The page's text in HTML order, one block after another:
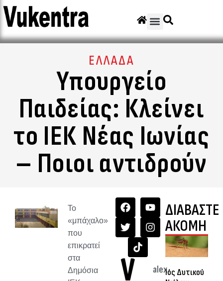
ΕΛΛΑΔΑ
Υπουργείο
Παιδείας: Κλείνει
το ΙΕΚ Νέας Ιωνίας
– Ποιοι αντιδρούν
Το
«μπάχαλο»
που
επικρατεί
στα
Δημόσια
alex
ΔΙΑΒΑΣΤΕ
ΑΚΟΜΗ
Ιός Δυτικού